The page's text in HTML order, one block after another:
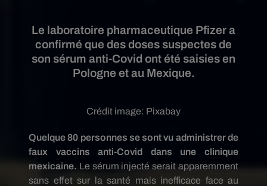
Le laboratoire pharmaceutique Pfizer a
confirmé que des doses suspectes de
son sérum anti-Covid ont été saisies en
Pologne et au Mexique.
Crédit image: Pixabay
Quelque 80 personnes se sont vu administrer de
faux vaccins anti-Covid dans une clinique
mexicaine. Le sérum injecté serait apparemment
sans effet sur la santé mais inefficace face au